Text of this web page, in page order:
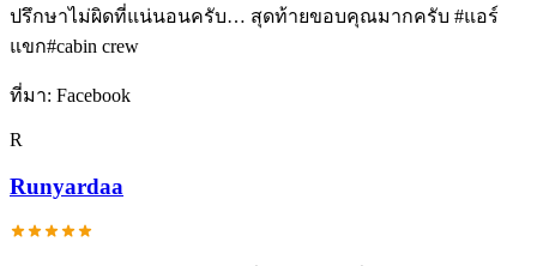
ปรึกษาไม่ผิดที่แน่นอนครับ… สุดท้ายขอบคุณมากครับ #แอร์
แขก#cabin crew
ที่มา: Facebook
R
Runyardaa